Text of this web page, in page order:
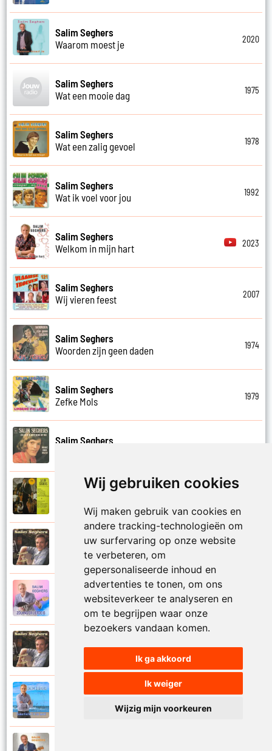
Wij gebruiken cookies
Wij maken gebruik van cookies en
andere tracking-technologieën om
uw surfervaring op onze website
te verbeteren, om
gepersonaliseerde inhoud en
advertenties te tonen, om ons
websiteverkeer te analyseren en
om te begrijpen waar onze
bezoekers vandaan komen.
Ik ga akkoord
Ik weiger
Wijzig mijn voorkeuren
Salim Seghers
Waarom moest je
2020
Salim Seghers
Wat een mooie dag
1975
Salim Seghers
Wat een zalig gevoel
1978
Salim Seghers
Wat ik voel voor jou
1992
Salim Seghers
Welkom in mijn hart
2023
Salim Seghers
Wij vieren feest
2007
Salim Seghers
Woorden zijn geen daden
1974
Salim Seghers
Zefke Mols
1979
Salim Seghers
Salim Seghers
Salim Seghers
Zeven nachten geef ik jou
Salim Seghers
Zolang er liefde is
2002
Salim Seghers
Zomerliefde is zo mooi